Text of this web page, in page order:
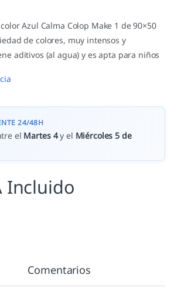
Azul Calma Colop Make 1 de 90×50
de colores, muy intensos y
aditivos (al agua) y es apta para niños
24/48H
el Martes 4y el Miércoles 5 de
Incluido
Comentarios